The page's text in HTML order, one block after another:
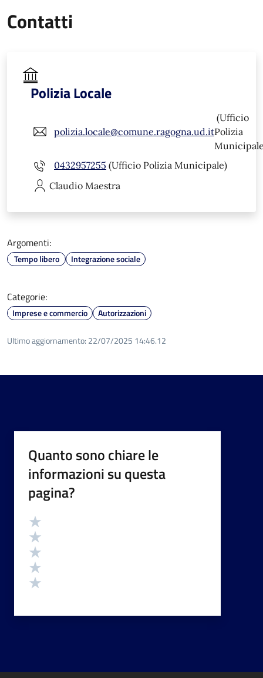
Contatti
Polizia Locale
polizia.locale@comune.ragogna.ud.it
(Ufficio
Polizia
0432957255 (Ufficio Polizia Municipale)
Claudio Maestra
Argomenti:
Tempo libero Integrazione sociale
Categorie:
Imprese e commercio Autorizzazioni
Ultimo aggiornamento: 22/07/2025 14:46.12
Quanto sono chiare le
informazioni su questa
pagina?
Valutazione